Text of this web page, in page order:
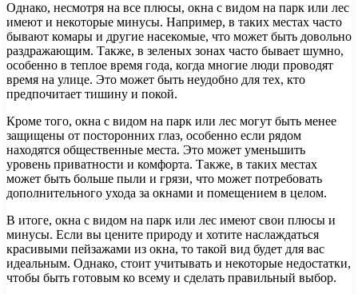
Однако, несмотря на все плюсы, окна с видом на парк или лес
имеют и некоторые минусы. Например, в таких местах часто
бывают комары и другие насекомые, что может быть довольно
раздражающим. Также, в зеленых зонах часто бывает шумно,
особенно в теплое время года, когда многие люди проводят
время на улице. Это может быть неудобно для тех, кто
предпочитает тишину и покой.
Кроме того, окна с видом на парк или лес могут быть менее
защищены от посторонних глаз, особенно если рядом
находятся общественные места. Это может уменьшить
уровень приватности и комфорта. Также, в таких местах
может быть больше пыли и грязи, что может потребовать
дополнительного ухода за окнами и помещением в целом.
В итоге, окна с видом на парк или лес имеют свои плюсы и
минусы. Если вы цените природу и хотите наслаждаться
красивыми пейзажами из окна, то такой вид будет для вас
идеальным. Однако, стоит учитывать и некоторые недостатки,
чтобы быть готовым ко всему и сделать правильный выбор.